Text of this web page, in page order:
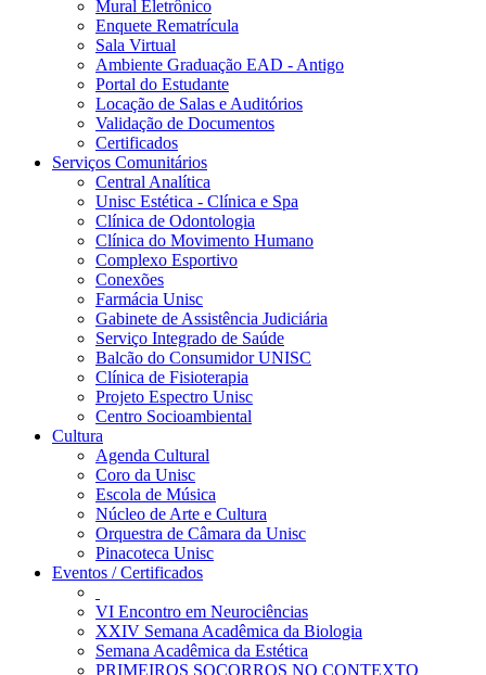
Mural Eletrônico
Enquete Rematrícula
Sala Virtual
Ambiente Graduação EAD - Antigo
Portal do Estudante
Locação de Salas e Auditórios
Validação de Documentos
Certificados
Serviços Comunitários
Central Analítica
Unisc Estética - Clínica e Spa
Clínica de Odontologia
Clínica do Movimento Humano
Complexo Esportivo
Conexões
Farmácia Unisc
Gabinete de Assistência Judiciária
Serviço Integrado de Saúde
Balcão do Consumidor UNISC
Clínica de Fisioterapia
Projeto Espectro Unisc
Centro Socioambiental
Cultura
Agenda Cultural
Coro da Unisc
Escola de Música
Núcleo de Arte e Cultura
Orquestra de Câmara da Unisc
Pinacoteca Unisc
Eventos / Certificados
VI Encontro em Neurociências
XXIV Semana Acadêmica da Biologia
Semana Acadêmica da Estética
PRIMEIROS SOCORROS NO CONTEXTO